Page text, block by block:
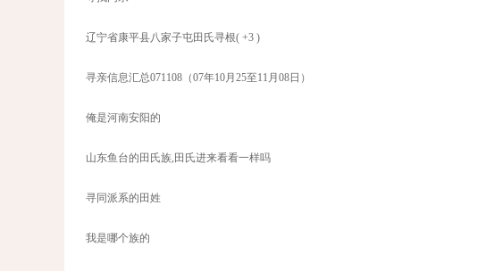
辽宁省康平县八家子屯田氏寻根( +3 )
寻亲信息汇总071108（07年10月25至11月08日）
俺是河南安阳的
山东鱼台的田氏族,田氏进来看看一样吗
寻同派系的田姓
我是哪个族的